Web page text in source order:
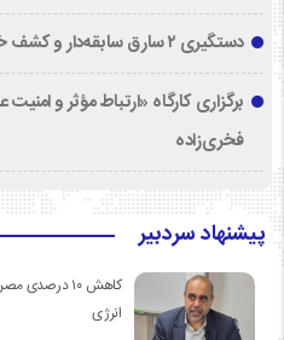
دستگیری ۲ سارق سابقه‌دار و کشف خودروی سرقتی در مهدیشهر
برگزاری کارگاه «ارتباط مؤثر و
فخری‌زاده
پیشنهاد سردبیر
کاهش ۱۰
انرژی